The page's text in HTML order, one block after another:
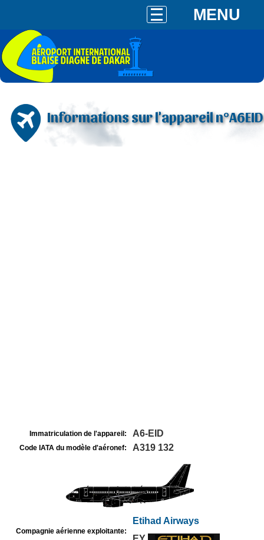
MENU
Informations sur l'appareil n°A6EID
Immatriculation de l'appareil: A6-EID
Code IATA du modèle d'aéronef: A319 132
Compagnie aérienne exploitante:
Etihad Airways